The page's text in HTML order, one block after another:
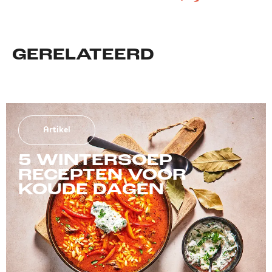
GERELATEERD
Artikel
5 WINTERSOEP
RECEPTEN VOOR
KOUDE DAGEN